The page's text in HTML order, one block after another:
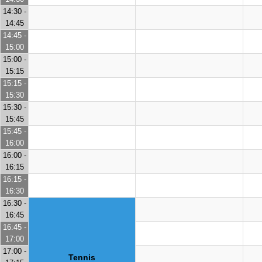
14:30 -
14:45
14:45 -
15:00
15:00 -
15:15
15:15 -
15:30
15:30 -
15:45
15:45 -
16:00
16:00 -
16:15
16:15 -
16:30
16:30 -
16:45
Tennis
16:45 -
17:00
17:00 -